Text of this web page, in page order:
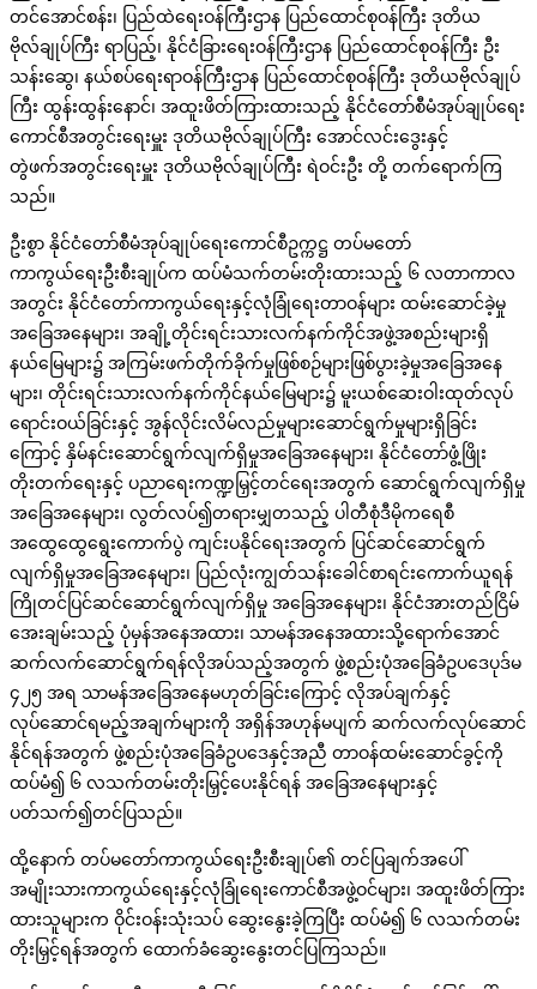
တင်အောင်စန်း၊ ပြည်ထဲရေးဝန်ကြီးဌာန ပြည်ထောင်စုဝန်ကြီး ဒုတိယ
ဗိုလ်ချုပ်ကြီး ရာပြည့်၊ နိုင်ငံခြားရေးဝန်ကြီးဌာန ပြည်ထောင်စုဝန်ကြီး ဦး
သန်းဆွေ၊ နယ်စပ်ရေးရာဝန်ကြီးဌာန ပြည်ထောင်စုဝန်ကြီး ဒုတိယဗိုလ်ချုပ်
ကြီး ထွန်းထွန်းနောင်၊ အထူးဖိတ်ကြားထားသည့် နိုင်ငံတော်စီမံအုပ်ချုပ်ရေး
ကောင်စီအတွင်းရေးမှူး ဒုတိယဗိုလ်ချုပ်ကြီး အောင်လင်းဒွေးနှင့်
တွဲဖက်အတွင်းရေးမှူး ဒုတိယဗိုလ်ချုပ်ကြီး ရဲဝင်းဦး တို့ တက်ရောက်ကြ
သည်။
ဦးစွာ နိုင်ငံတော်စီမံအုပ်ချုပ်ရေးကောင်စီဥက္ကဋ္ဌ တပ်မတော်
ကာကွယ်ရေးဦးစီးချုပ်က ထပ်မံသက်တမ်းတိုးထားသည့် ၆ လတာကာလ
အတွင်း နိုင်ငံတော်ကာကွယ်ရေးနှင့်လုံခြုံရေးတာဝန်များ ထမ်းဆောင်ခဲ့မှု
အခြေအနေများ၊ အချို့တိုင်းရင်းသားလက်နက်ကိုင်အဖွဲ့အစည်းများရှိ
နယ်မြေများ၌ အကြမ်းဖက်တိုက်ခိုက်မှုဖြစ်စဉ်များဖြစ်ပွားခဲ့မှုအခြေအနေ
များ၊ တိုင်းရင်းသားလက်နက်ကိုင်နယ်မြေများ၌ မူးယစ်ဆေးဝါးထုတ်လုပ်
ရောင်းဝယ်ခြင်းနှင့် အွန်လိုင်းလိမ်လည်မှုများဆောင်ရွက်မှုများရှိခြင်း
ကြောင့် နှိမ်နင်းဆောင်ရွက်လျက်ရှိမှုအခြေအနေများ၊ နိုင်ငံတော်ဖွံ့ဖြိုး
တိုးတက်ရေးနှင့် ပညာရေးကဏ္ဍမြှင့်တင်ရေးအတွက် ဆောင်ရွက်လျက်ရှိမှု
အခြေအနေများ၊ လွတ်လပ်၍တရားမျှတသည့် ပါတီစုံဒီမိုကရေစီ
အထွေထွေရွေးကောက်ပွဲ ကျင်းပနိုင်ရေးအတွက် ပြင်ဆင်ဆောင်ရွက်
လျက်ရှိမှုအခြေအနေများ၊ ပြည်လုံးကျွတ်သန်းခေါင်စာရင်းကောက်ယူရန်
ကြိုတင်ပြင်ဆင်ဆောင်ရွက်လျက်ရှိမှု အခြေအနေများ၊ နိုင်ငံအားတည်ငြိမ်
အေးချမ်းသည့် ပုံမှန်အနေအထား၊ သာမန်အနေအထားသို့ရောက်အောင်
ဆက်လက်ဆောင်ရွက်ရန်လိုအပ်သည့်အတွက် ဖွဲ့စည်းပုံအခြေခံဥပဒေပုဒ်မ
၄၂၅ အရ သာမန်အခြေအနေမဟုတ်ခြင်းကြောင့် လိုအပ်ချက်နှင့်
လုပ်ဆောင်ရမည့်အချက်များကို အရှိန်အဟုန်မပျက် ဆက်လက်လုပ်ဆောင်
နိုင်ရန်အတွက် ဖွဲ့စည်းပုံအခြေခံဥပဒေနှင့်အညီ တာဝန်ထမ်းဆောင်ခွင့်ကို
ထပ်မံ၍ ၆ လသက်တမ်းတိုးမြှင့်ပေးနိုင်ရန် အခြေအနေများနှင့်
ပတ်သက်၍တင်ပြသည်။
ထို့နောက် တပ်မတော်ကာကွယ်ရေးဦးစီးချုပ်၏ တင်ပြချက်အပေါ်
အမျိုးသားကာကွယ်ရေးနှင့်လုံခြုံရေးကောင်စီအဖွဲ့ဝင်များ၊ အထူးဖိတ်ကြား
ထားသူများက ဝိုင်းဝန်းသုံးသပ် ဆွေးနွေးခဲ့ကြပြီး ထပ်မံ၍ ၆ လသက်တမ်း
တိုးမြှင့်ရန်အတွက် ထောက်ခံဆွေးနွေးတင်ပြကြသည်။